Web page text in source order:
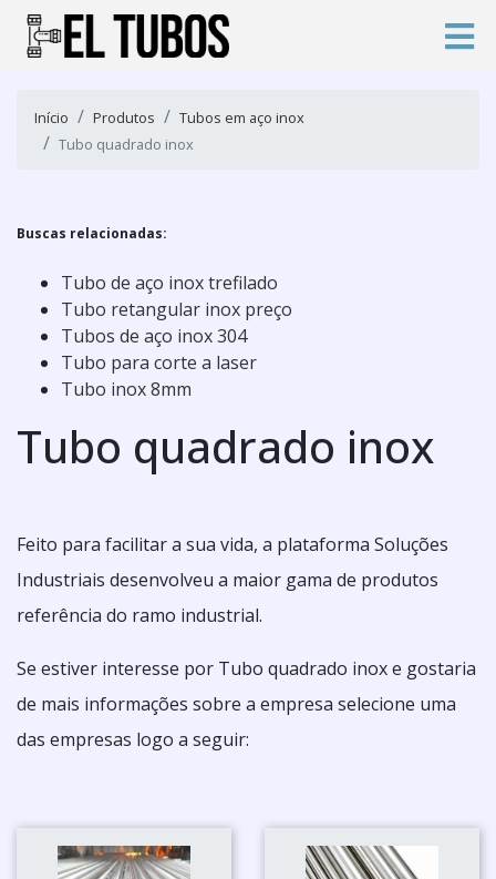
Início Produtos
Tubos em aço inox
Tubo quadrado inox
Buscas relacionadas:
Tubo de aço inox trefilado
Tubo retangular inox preço
Tubos de aço inox 304
Tubo para corte a laser
Tubo inox 8mm
Tubo quadrado inox
Feito para facilitar a sua vida, a plataforma Soluções
Industriais desenvolveu a maior gama de produtos
referência do ramo industrial.
Se estiver interesse por Tubo quadrado inox e gostaria
de mais informações sobre a empresa selecione uma
das empresas logo a seguir: